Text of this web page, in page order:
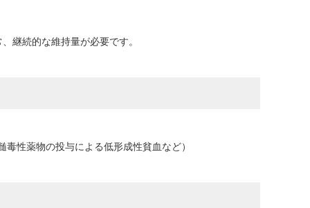
継続的な維持量が必要です。
性薬物の投与による低形成性貧血など）